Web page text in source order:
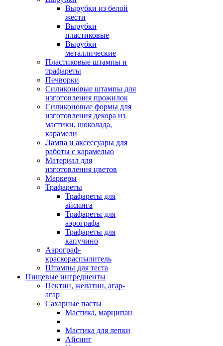
Вырубки из белой
жести
Вырубки
пластиковые
Вырубки
металлические
Пластиковые штампы и
трафареты
Печворки
Силиконовые штампы для
изготовления прожилок
Силиконовые формы для
изготовления декора из
мастики, шоколада,
карамели
Лампа и аксессуары для
работы с карамелью
Материал для
изготовления цветов
Маркеры
Трафареты
Трафареты для
айсинга
Трафареты для
аэрографа
Трафареты для
капучино
Аэрограф-
краскораспылитель
Штампы для теста
Пищевые ингредиенты
Пектин, желатин, агар-
агар
Сахарные пасты
Мастика, марципан
Мастика для лепки
Айсинг